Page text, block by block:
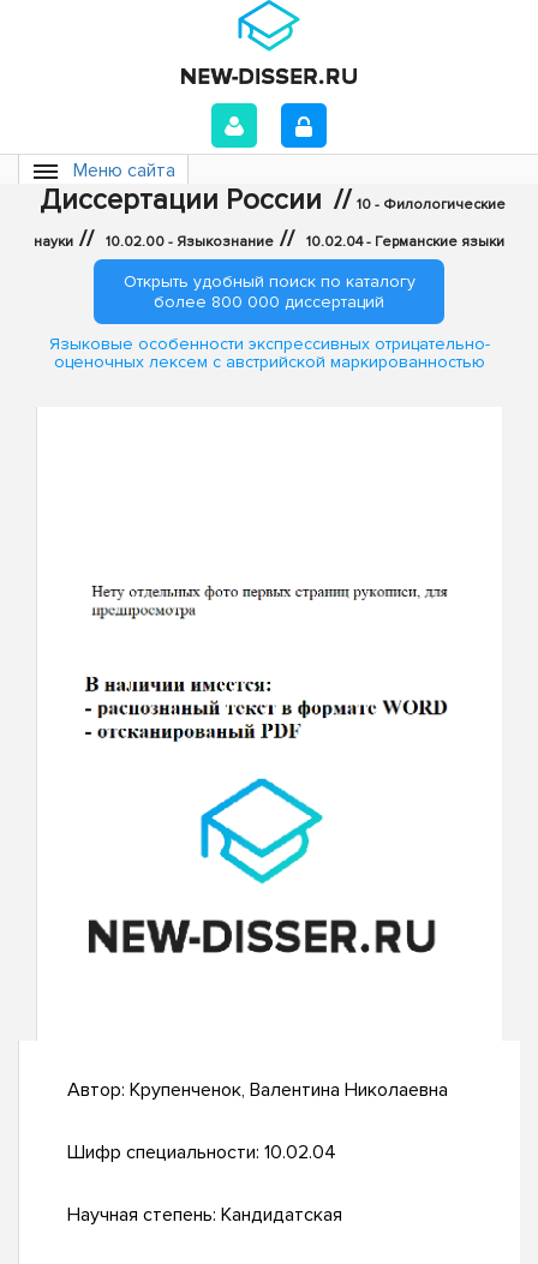
Меню сайта
Диссертации России // 10 - Филологические
науки // 10.02.00 - Языкознание // 10.02.04 - Германские языки
Открыть удобный поиск по каталогу
более 800 000 диссертаций
Языковые особенности экспрессивных отрицательно-
оценочных лексем с австрийской маркированностью
Автор: Крупенченок, Валентина Николаевна
Шифр специальности: 10.02.04
Научная степень: Кандидатская